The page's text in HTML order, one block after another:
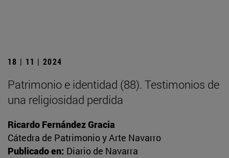
18 | 11 | 2024
Patrimonio e identidad (88). Testimonios de
una religiosidad perdida
Ricardo Fernández Gracia
Cátedra de Patrimonio y Arte Navarro
Publicado en: Diario de Navarra